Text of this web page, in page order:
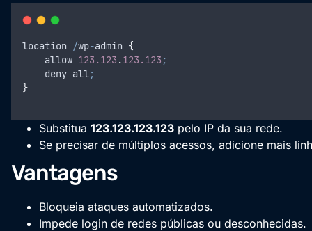
location /wp-admin {
allow 123.123 .123.123 ;
deny all;
}
Substitua 123.123.123.123 pelo IP da sua rede.
Se precisar de múltiplos acessos, adicione mais
Vantagens
Bloqueia ataques automatizados.
Impede login de redes públicas ou desconhecidas.